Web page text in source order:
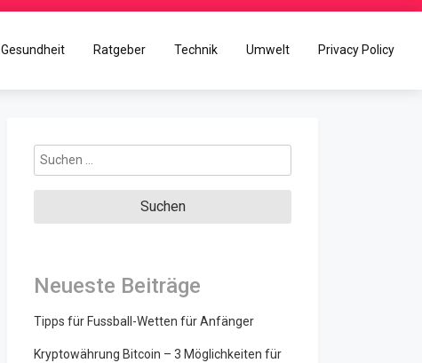
Gesundheit Ratgeber Technik Umwelt Privacy Policy
Suchen
nach:
Neueste Beiträge
Tipps für Fussball-Wetten für Anfänger
Kryptowährung Bitcoin – 3 Möglichkeiten für